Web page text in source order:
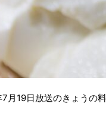
月19日放送のきょうの